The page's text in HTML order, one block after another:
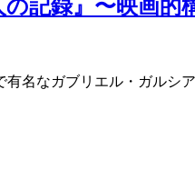
記録』〜映画的
名なガブリエル・ガルシ